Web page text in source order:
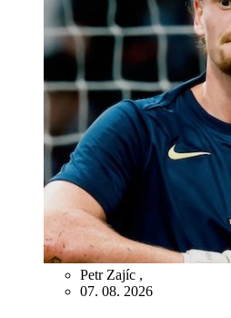
Petr Zajíc ,
07. 08. 2026